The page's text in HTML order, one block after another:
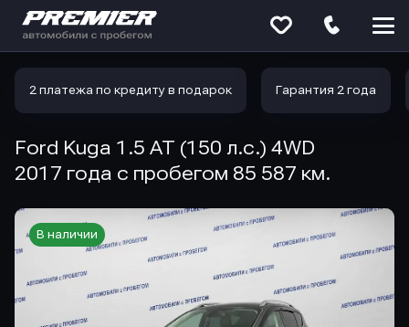
2 платежа по кредиту в подарок Гарантия 2 года
Ford Kuga 1.5 AT (150 л.с.) 4WD
2017 года с пробегом 85 587 км.
В наличии